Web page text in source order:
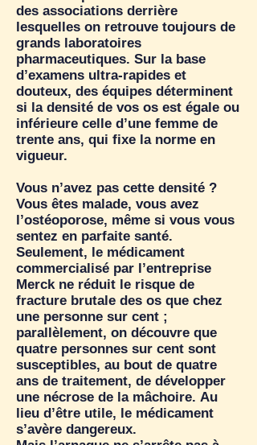
des associations derrière
lesquelles on retrouve toujours de
grands laboratoires
pharmaceutiques. Sur la base
d’examens ultra-rapides et
douteux, des équipes déterminent
si la densité de vos os est égale ou
inférieure celle d’une femme de
trente ans, qui fixe la norme en
vigueur.
Vous n’avez pas cette densité ?
Vous êtes malade, vous avez
l’ostéoporose, même si vous vous
sentez en parfaite santé.
Seulement, le médicament
commercialisé par l’entreprise
Merck ne réduit le risque de
fracture brutale des os que chez
une personne sur cent ;
parallèlement, on découvre que
quatre personnes sur cent sont
susceptibles, au bout de quatre
ans de traitement, de développer
une nécrose de la mâchoire. Au
lieu d’être utile, le médicament
s’avère dangereux.